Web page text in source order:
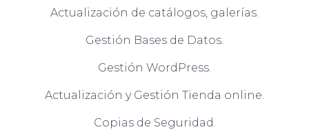
Actualización de catálogos, galerías.
Gestión Bases de Datos.
Gestión WordPress.
Actualización y Gestión Tienda online.
Copias de Seguridad.